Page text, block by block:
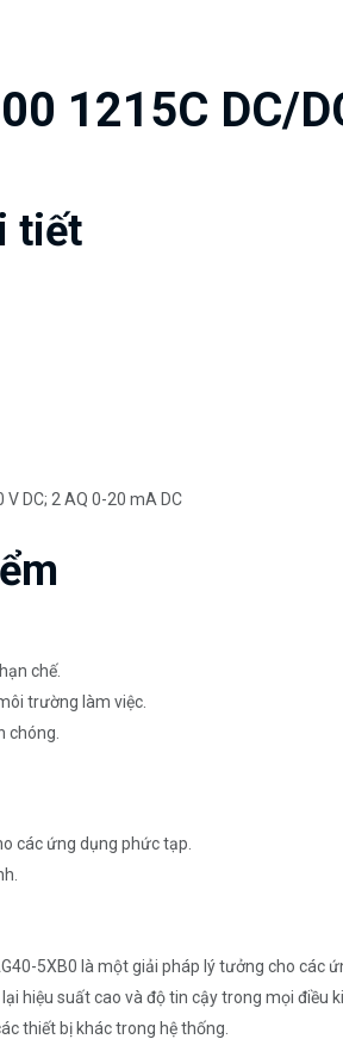
1215C DC/
tiết
V DC; 2 AQ 0-20 mA DC
chế.
trường làm việc.
chóng.
các ứng dụng phức tạp.
5XB0 là một giải pháp lý tưởng cho
hiệu suất cao và độ tin cậy trong mọi
thiết bị khác trong hệ thống.